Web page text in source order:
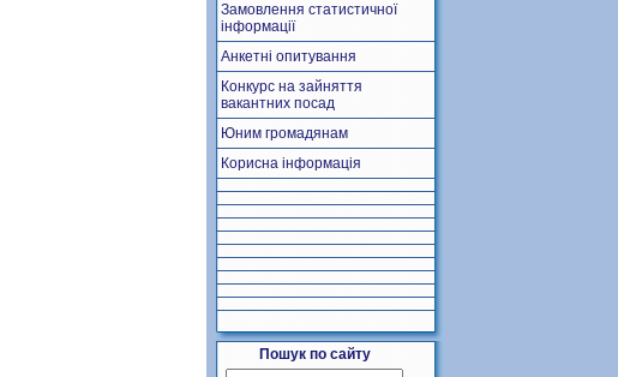
Замовлення статистичної
інформації
Анкетні опитування
Конкурс на зайняття
вакантних посад
Юним громадянам
Корисна інформація
Пошук по сайту